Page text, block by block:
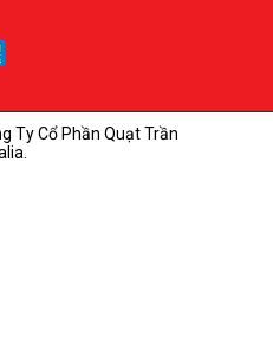
Ty Cổ Phần Quạt Trần